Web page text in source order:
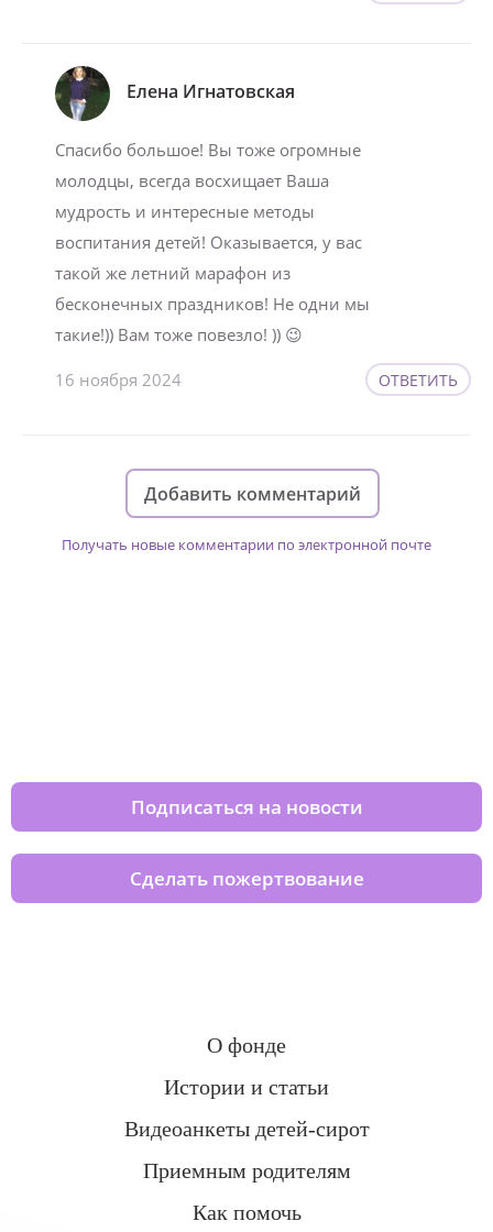
Елена Игнатовская
Спасибо большое! Вы тоже огромные
молодцы, всегда восхищает Ваша
мудрость и интересные методы
воспитания детей! Оказывается, у вас
такой же летний марафон из
бесконечных праздников! Не одни мы
такие!)) Вам тоже повезло! )) 😉
16 ноября 2024 ОТВЕТИТЬ
Добавить комментарий
Получать новые комментарии по электронной почте
Подписаться на новости
Сделать пожертвование
О фонде
Истории и статьи
Видеоанкеты детей-сирот
Приемным родителям
Как помочь